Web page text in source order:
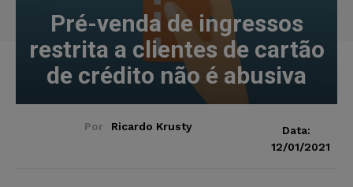
Pré-venda de ingressos
restrita a clientes de cartão
de crédito não é abusiva
Por Ricardo Krusty
Data:
12/01/2021